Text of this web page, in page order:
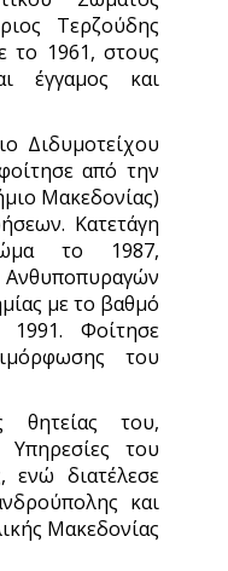
Τερζούδης
το 1961, στους
έγγαμος και
Διδυμοτείχου
από την
Μακεδονίας)
Κατετάγη
το 1987,
Ανθυποπυραγών
με το βαθμό
Φοίτησε
του
θητείας του,
του
ενώ διατέλεσε
και
Μακεδονίας